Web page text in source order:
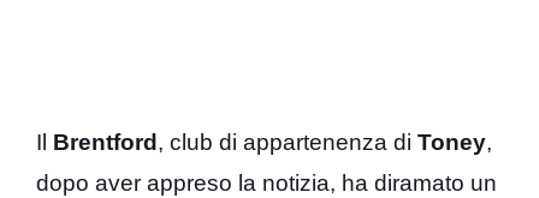
Il Brentford , club di appartenenza di Toney,
dopo aver appreso la notizia, ha diramato un